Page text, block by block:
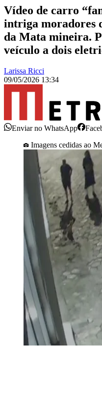
Vídeo de carro
intriga moradores
da Mata mineira.
veículo a dois
Larissa Ricci
09/05/2026 13:34
Enviar no WhatsApp
Imagens cedidas ao